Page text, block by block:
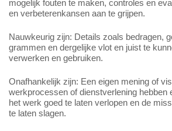
mogelijk fouten te maken, controles en
en verbeterenkansen aan te grijpen.
Nauwkeurig zijn: Details zoals bedragen,
grammen en dergelijke vlot en juist te
verwerken en gebruiken.
Onafhankelijk zijn: Een eigen mening of
werkprocessen of dienstverlening hebben
het werk goed te laten verlopen en de
te laten slagen.